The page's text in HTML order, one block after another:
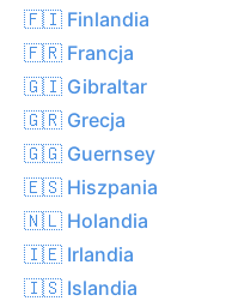
🇫🇮 Finlandia
🇫🇷 Francja
🇬🇮 Gibraltar
🇬🇷 Grecja
🇬🇬 Guernsey
🇪🇸 Hiszpania
🇳🇱 Holandia
🇮🇪 Irlandia
🇮🇸 Islandia